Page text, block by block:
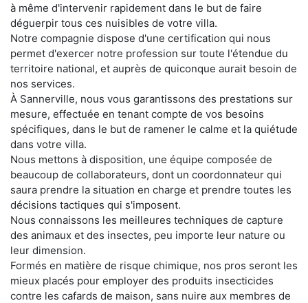
à même d'intervenir rapidement dans le but de faire
déguerpir tous ces nuisibles de votre villa.
Notre compagnie dispose d'une certification qui nous
permet d'exercer notre profession sur toute l'étendue du
territoire national, et auprès de quiconque aurait besoin de
nos services.
À Sannerville, nous vous garantissons des prestations sur
mesure, effectuée en tenant compte de vos besoins
spécifiques, dans le but de ramener le calme et la quiétude
dans votre villa.
Nous mettons à disposition, une équipe composée de
beaucoup de collaborateurs, dont un coordonnateur qui
saura prendre la situation en charge et prendre toutes les
décisions tactiques qui s'imposent.
Nous connaissons les meilleures techniques de capture
des animaux et des insectes, peu importe leur nature ou
leur dimension.
Formés en matière de risque chimique, nos pros seront les
mieux placés pour employer des produits insecticides
contre les cafards de maison, sans nuire aux membres de